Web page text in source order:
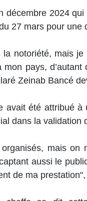
décembre 2024
27 mars pour une
la notoriété, mais
pays,
Zeinab Bancé
avait été attribué
dans la validation
mais on
aussi le
de ma